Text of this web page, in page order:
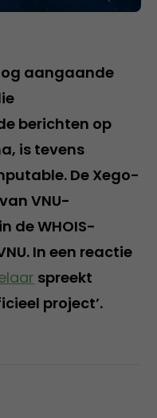
aangaande
berichten op
is tevens
De Xego-
VNU-
de WHOIS-
In een reactie
spreekt
project’.